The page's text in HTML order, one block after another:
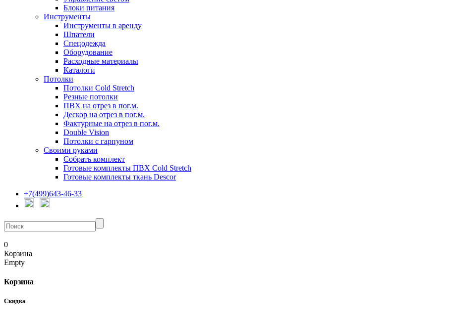
Блоки питания
Инструменты
Инструменты в аренду
Шпатели
Спецодежда
Оборудование
Расходные материалы
Каталоги
Потолки
Потолки Cold Stretch
Резные потолки
ПВХ на отрез в пог.м.
Дескор на отрез в пог.м.
Фактурные на отрез в пог.м.
Double Vision
Потолки с гарпуном
Своими руками
Собрать комплект
Готовые комплекты ПВХ Cold Stretch
Готовые комплекты ткань Descor
+7(499)643-46-33
0
Корзина
Empty
Корзина
Скидка